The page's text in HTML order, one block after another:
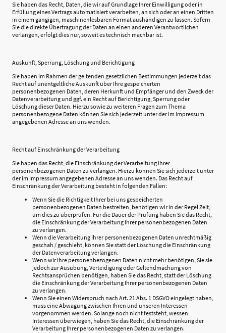
Sie haben das Recht, Daten, die wir auf Grundlage Ihrer Einwilligung oder in
Erfüllung eines Vertrags automatisiert verarbeiten, an sich oder an einen Dritten
in einem gängigen, maschinenlesbaren Format aushändigen zu lassen. Sofern
Sie die direkte Übertragung der Daten an einen anderen Verantwortlichen
verlangen, erfolgt dies nur, soweit es technisch machbar ist.
Auskunft, Sperrung, Löschung und Berichtigung
Sie haben im Rahmen der geltenden gesetzlichen Bestimmungen jederzeit das
Recht auf unentgeltliche Auskunft über Ihre gespeicherten
personenbezogenen Daten, deren Herkunft und Empfänger und den Zweck der
Datenverarbeitung und ggf. ein Recht auf Berichtigung, Sperrung oder
Löschung dieser Daten. Hierzu sowie zu weiteren Fragen zum Thema
personenbezogene Daten können Sie sich jederzeit unter der im Impressum
angegebenen Adresse an uns wenden.
Recht auf Einschränkung der Verarbeitung
Sie haben das Recht, die Einschränkung der Verarbeitung Ihrer
personenbezogenen Daten zu verlangen. Hierzu können Sie sich jederzeit unter
der im Impressum angegebenen Adresse an uns wenden. Das Recht auf
Einschränkung der Verarbeitung besteht in folgenden Fällen:
Wenn Sie die Richtigkeit Ihrer bei uns gespeicherten
personenbezogenen Daten bestreiten, benötigen wir in der Regel Zeit,
um dies zu überprüfen. Für die Dauer der Prüfung haben Sie das Recht,
die Einschränkung der Verarbeitung Ihrer personenbezogenen Daten
zu verlangen.
Wenn die Verarbeitung Ihrer personenbezogenen Daten unrechtmäßig
geschah / geschieht, können Sie statt der Löschung die Einschränkung
der Datenverarbeitung verlangen.
Wenn wir Ihre personenbezogenen Daten nicht mehr benötigen, Sie sie
jedoch zur Ausübung, Verteidigung oder Geltendmachung von
Rechtsansprüchen benötigen, haben Sie das Recht, statt der Löschung
die Einschränkung der Verarbeitung Ihrer personenbezogenen Daten
zu verlangen.
Wenn Sie einen Widerspruch nach Art. 21 Abs. 1 DSGVO eingelegt haben,
muss eine Abwägung zwischen Ihren und unseren Interessen
vorgenommen werden. Solange noch nicht feststeht, wessen
Interessen überwiegen, haben Sie das Recht, die Einschränkung der
Verarbeitung Ihrer personenbezogenen Daten zu verlangen.